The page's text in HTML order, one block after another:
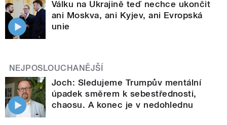
Válku na Ukrajině teď nechce ukončit
ani Moskva, ani Kyjev, ani Evropská
unie
NEJPOSLOUCHANĚJŠÍ
Joch: Sledujeme Trumpův mentální
úpadek směrem k sebestřednosti,
chaosu. A konec je v nedohlednu